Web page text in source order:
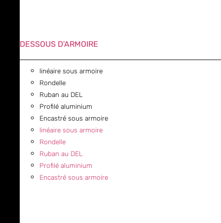
DESSOUS D'ARMOIRE
linéaire sous armoire
Rondelle
Ruban au DEL
Profilé aluminium
Encastré sous armoire
linéaire sous armoire
Rondelle
Ruban au DEL
Profilé aluminium
Encastré sous armoire